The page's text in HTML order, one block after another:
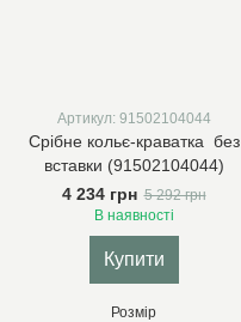
Артикул: 91502104044
Срібне кольє-краватка без
вставки (91502104044)
4 234 грн 5 292 грн
В наявності
Купити
Розмір